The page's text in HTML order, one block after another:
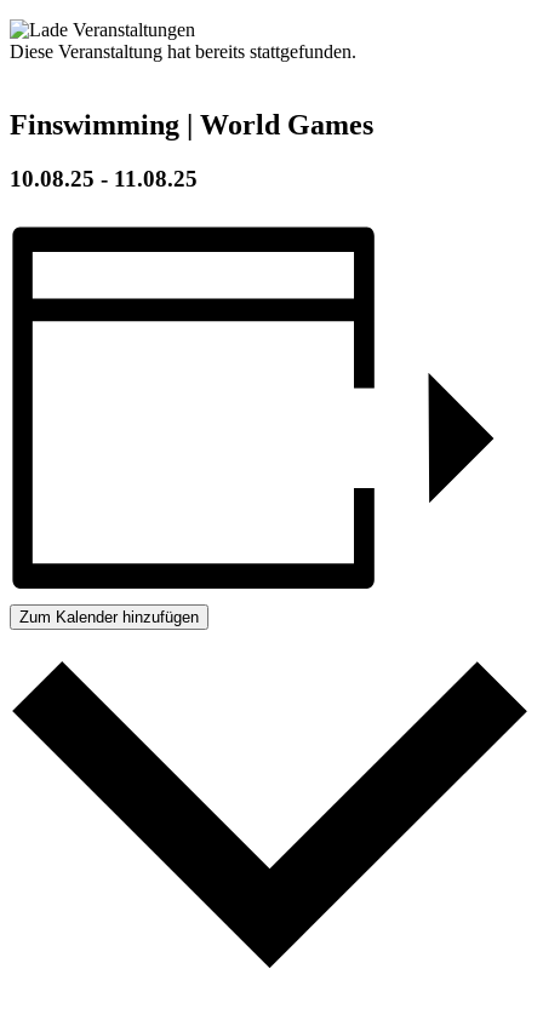
Diese Veranstaltung hat bereits stattgefunden.
Finswimming | World Games
10.08.25 - 11.08.25
Zum Kalender hinzufügen